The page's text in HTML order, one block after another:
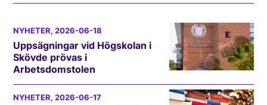
NYHETER, 2026-06-18
Uppsägningar vid Högskolan i
Skövde prövas i
Arbetsdomstolen
NYHETER, 2026-06-17